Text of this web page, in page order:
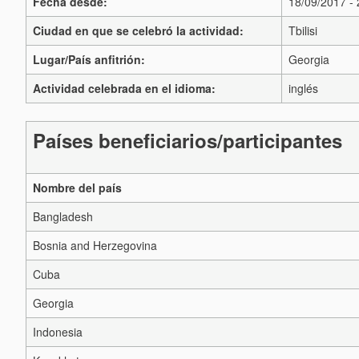
Ciudad en que se celebró la actividad:
Tbilisi
Lugar/País anfitrión:
Georgia
Actividad celebrada en el idioma:
inglés
Países beneficiarios/participantes
Nombre del país
Bangladesh
Bosnia and Herzegovina
Cuba
Georgia
Indonesia